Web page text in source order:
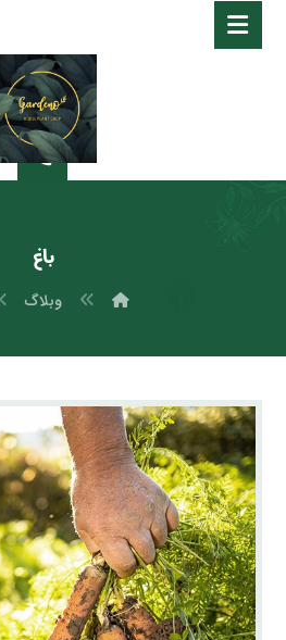
باغ
وبلاگ